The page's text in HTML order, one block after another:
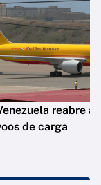
reabre
de carga